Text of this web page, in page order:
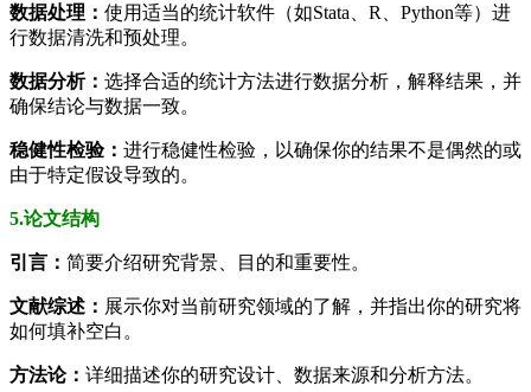
数据处理： 使用适当的统计软件（如Stata、R、Python等）进
行数据清洗和预处理。
数据分析： 选择合适的统计方法进行数据分析，解释结果，并
确保结论与数据一致。
稳健性检验： 进行稳健性检验，以确保你的结果不是偶然的或
由于特定假设导致的。
5.论文结构
引言： 简要介绍研究背景、目的和重要性。
文献综述： 展示你对当前研究领域的了解，并指出你的研究将
如何填补空白。
方法论： 详细描述你的研究设计、数据来源和分析方法。